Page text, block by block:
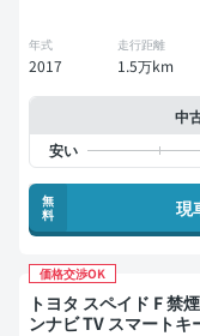
年式
2017
走行距離
1.5万km
中
無
料
現
価格交渉OK
トヨタ スペイド F 禁煙車 整備記録簿あり 販売店オプショ
ンナビ TV スマートキ